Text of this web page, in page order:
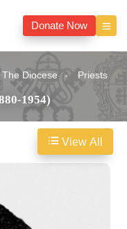
Donate Now
Diocese Priests
1954)
View All